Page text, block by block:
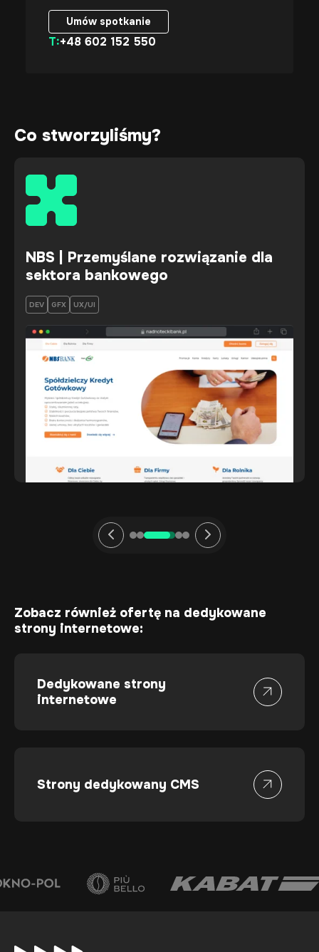
Umów spotkanie
Umów spotkanie
T:+48 602 152 550
Co stworzyliśmy?
NBS | Przemyślane rozwiązanie dla
sektora bankowego
DEV GFX UX/UI
Zobacz również ofertę na dedykowane
strony internetowe:
Dedykowane strony
internetowe
Strony dedykowany CMS